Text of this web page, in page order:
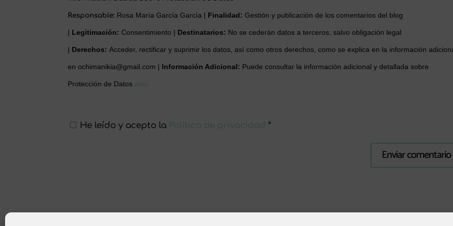
Responsable: Rosa María García García | Finalidad: Gestión y publicación de los comentarios del blog
Legitimación: Consentimiento | Destinatarios: No se cederán datos a terceros, salvo obligación legal
Derechos:Acceder, rectificar y suprimir los datos, así como otros derechos, como se explica en la información
enochimanikia@gmail.com | Información Adicional: Puede consultar la información adicional y detallada sobre
Protección de Datos aquí
He leído y acepto la Política de privacidad *